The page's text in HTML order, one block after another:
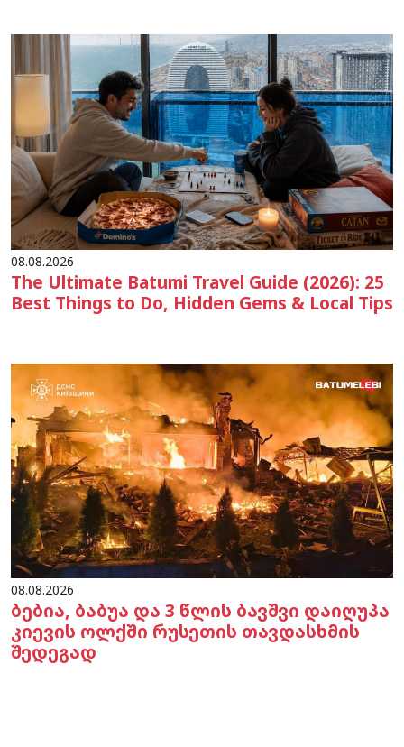
08.08.2026
The Ultimate Batumi Travel Guide (2026): 25
Best Things to Do, Hidden Gems & Local Tips
08.08.2026
ბებია, ბაბუა და 3 წლის ბავშვი დაიღუპა
კიევის ოლქში რუსეთის თავდასხმის
შედეგად